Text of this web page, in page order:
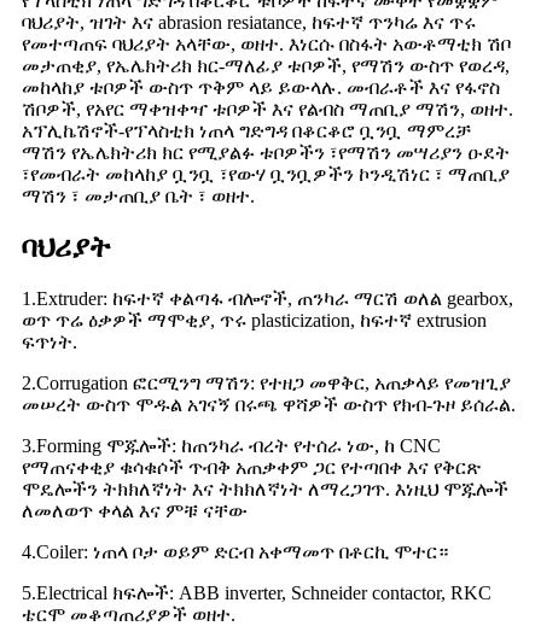
ባህሪያት, ዝገት እና abrasion resiatance, ከፍተኛ ጥንካሬ እና ጥሩ
የመተጣጠፍ ባህሪያት አላቸው, ወዘተ. እነርሱ በስፋት አውቶማቲክ ሽቦ
መታጠቂያ, የኤሌክትሪክ ክር-ማለፊያ ቱቦዎች, የማሽን ውስጥ የወረዳ,
መከላከያ ቱቦዎች ውስጥ ጥቅም ላይ ይውላሉ. መብራቶች እና የፋኖስ
ሽቦዎች, የአየር ማቀዝቀዣ ቱቦዎች እና የልብስ ማጠቢያ ማሽን, ወዘተ.
አፕሊኬሽኖች-የፕላስቲክ ነጠላ ግድግዳ በቆርቆሮ ቧንቧ ማምረቻ
ማሽን የኤሌክትሪክ ክር የሚያልፉ ቱቦዎችን ፣የማሽን መሣሪያን ዑደት
፣የመብራት መከላከያ ቧንቧ ፣የውሃ ቧንቧዎችን ኮንዲሽነር ፣ ማጠቢያ
ማሽን ፣ መታጠቢያ ቤት ፣ ወዘተ.
ባህሪያት
1.Extruder: ከፍተኛ ቀልጣፋ ብሎኖች, ጠንካራ ማርሽ ወለል gearbox,
ወጥ ጥሬ ዕቃዎች ማሞቂያ, ጥሩ plasticization, ከፍተኛ extrusion
ፍጥነት.
2.Corrugation ፎርሚንግ ማሽን: የተዘጋ መዋቅር, አጠቃላይ የመዝጊያ
መሠረት ውስጥ ሞዱል አገናኝ በሩጫ ዋሻዎች ውስጥ የክብ-ጉዞ ይሰራል.
3.Forming ሞጁሎች: ከጠንካራ ብረት የተሰራ ነው, ከ CNC
የማጠናቀቂያ ቁሳቁሶች ጥብቅ አጠቃቀም ጋር የተጣበቀ እና የቅርጽ
ሞዴሎችን ትክክለኛነት እና ትክክለኛነት ለማረጋገጥ. እነዚህ ሞጁሎች
ለመለወጥ ቀላል እና ምቹ ናቸው
4.Coiler: ነጠላ ቦታ ወይም ድርብ አቀማመጥ በቶርኪ ሞተር።
5.Electrical ክፍሎች: ABB inverter, Schneider contactor, RKC
ቴርሞ መቆጣጠሪያዎች ወዘተ.